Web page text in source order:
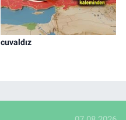
cuvaldız